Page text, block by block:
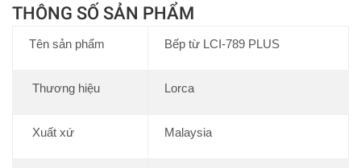
THÔNG SỐ SẢN PHẨM
Tên sản phẩm Bếp từ LCI-789 PLUS
Thương hiệu Lorca
Xuất xứ Malaysia